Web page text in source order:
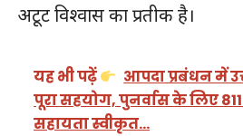
अटूट विश्वास का प्रतीक है।
यह भी पढ़ें
आपदा प्रबंधन में
पूरा सहयोग, पुनर्वास के लिए
सहायता स्वीकृत…